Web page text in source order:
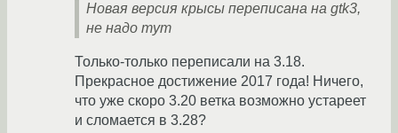
Новая версия крысы переписана на gtk3,
не надо тут
Только-только переписали на 3.18.
Прекрасное достижение 2017 года! Ничего,
что уже скоро 3.20 ветка возможно устареет
и сломается в 3.28?